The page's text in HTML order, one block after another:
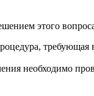
этого
необходимо